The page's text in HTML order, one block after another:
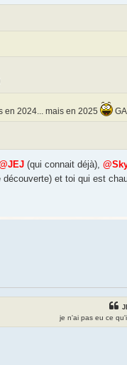
en 2024... mais en 2025
(qui connait déjà),
et toi qui est
je n'ai pas eu ce